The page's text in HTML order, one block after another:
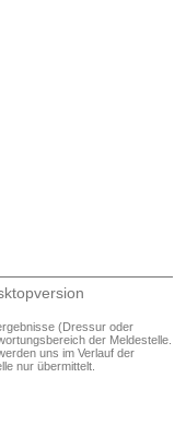
(Dressur oder
der Meldestelle.
uns im Verlauf der
nur übermittelt.